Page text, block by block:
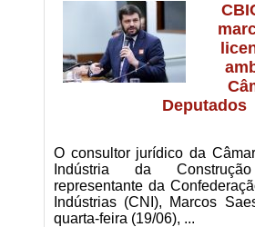
Deputados
O consultor jurídico da
Indústria da
representante da
Indústrias (CNI), Marcos
quarta-feira (19/06), ...